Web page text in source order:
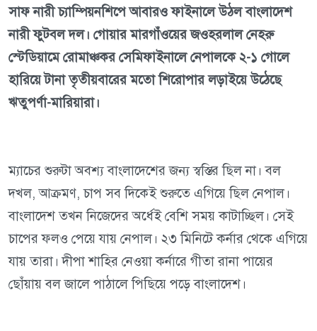
সাফ নারী চ্যাম্পিয়নশিপে আবারও ফাইনালে উঠল বাংলাদেশ
নারী ফুটবল দল। গোয়ার মারগাঁওয়ের জওহরলাল নেহরু
স্টেডিয়ামে রোমাঞ্চকর সেমিফাইনালে নেপালকে ২-১ গোলে
হারিয়ে টানা তৃতীয়বারের মতো শিরোপার লড়াইয়ে উঠেছে
ঋতুপর্ণা-মারিয়ারা।
ম্যাচের শুরুটা অবশ্য বাংলাদেশের জন্য স্বস্তির ছিল না। বল
দখল, আক্রমণ, চাপ সব দিকেই শুরুতে এগিয়ে ছিল নেপাল।
বাংলাদেশ তখন নিজেদের অর্ধেই বেশি সময় কাটাচ্ছিল। সেই
চাপের ফলও পেয়ে যায় নেপাল। ২৩ মিনিটে কর্নার থেকে এগিয়ে
যায় তারা। দীপা শাহির নেওয়া কর্নারে গীতা রানা পায়ের
ছোঁয়ায় বল জালে পাঠালে পিছিয়ে পড়ে বাংলাদেশ।